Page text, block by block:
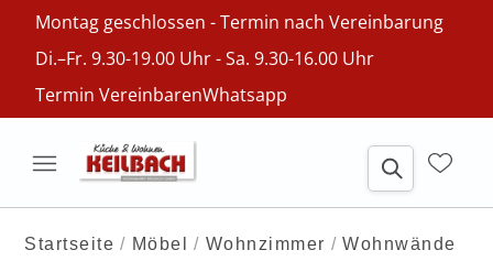
Montag geschlossen - Termin nach Vereinbarung
Di.–Fr. 9.30-19.00 Uhr - Sa. 9.30-16.00 Uhr
Termin VereinbarenWhatsapp
Startseite Möbel Wohnzimmer
Wohnwände